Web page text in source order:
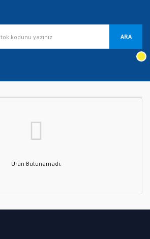
ARA
Ürün Bulunamadı.